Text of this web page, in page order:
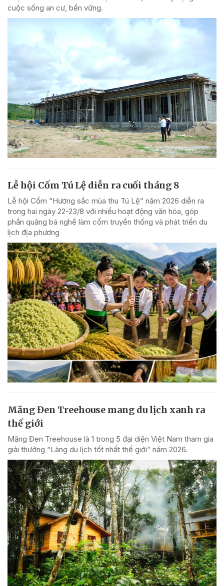
cuộc sống an cư, bền vững.
Lễ hội Cốm Tú Lệ diễn ra cuối tháng 8
Lễ hội Cốm “Hương sắc mùa thu Tú Lệ” năm 2026 diễn ra
trong hai ngày 22-23/8 với nhiều hoạt động văn hóa, góp
phần quảng bá nghề làm cốm truyền thống và phát triển du
lịch địa phương
Măng Đen Treehouse mang du lịch xanh ra
thế giới
Măng Đen Treehouse là 1 trong 5 đại diện Việt Nam tham gia
giải thưởng “Làng du lịch tốt nhất thế giới” năm 2026.